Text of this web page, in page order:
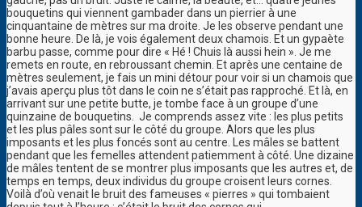
bouquetins qui viennent gambader dans un pierrier à une
cinquantaine de mètres sur ma droite. Je les observe pendant une
bonne heure. De là, je vois également deux chamois. Et un gypaète
barbu passe, comme pour dire « Hé ! Chuis là aussi hein ». Je me
remets en route, en rebroussant chemin. Et après une centaine de
mètres seulement, je fais un mini détour pour voir si un chamois que
j’avais aperçu plus tôt dans le coin ne s’était pas rapproché. Et là, en
arrivant sur une petite butte, je tombe face à un groupe d’une
quinzaine de bouquetins. Je comprends assez vite : les plus petits
et les plus pâles sont sur le côté du groupe. Alors que les plus
imposants et les plus foncés sont au centre. Les mâles se battent
pendant que les femelles attendent patiemment à côté. Une dizaine
de mâles tentent de se montrer plus imposants que les autres et, de
temps en temps, deux individus du groupe croisent leurs cornes.
Voilà d’où venait le bruit des fameuses « pierres » qui tombaient